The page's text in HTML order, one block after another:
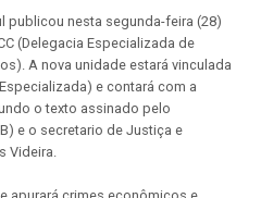
publicou nesta segunda-feira (28)
(Delegacia Especializada de
A nova unidade estará vinculada
e contará com a
o texto assinado pelo
e o secretario de Justiça e
Videira.